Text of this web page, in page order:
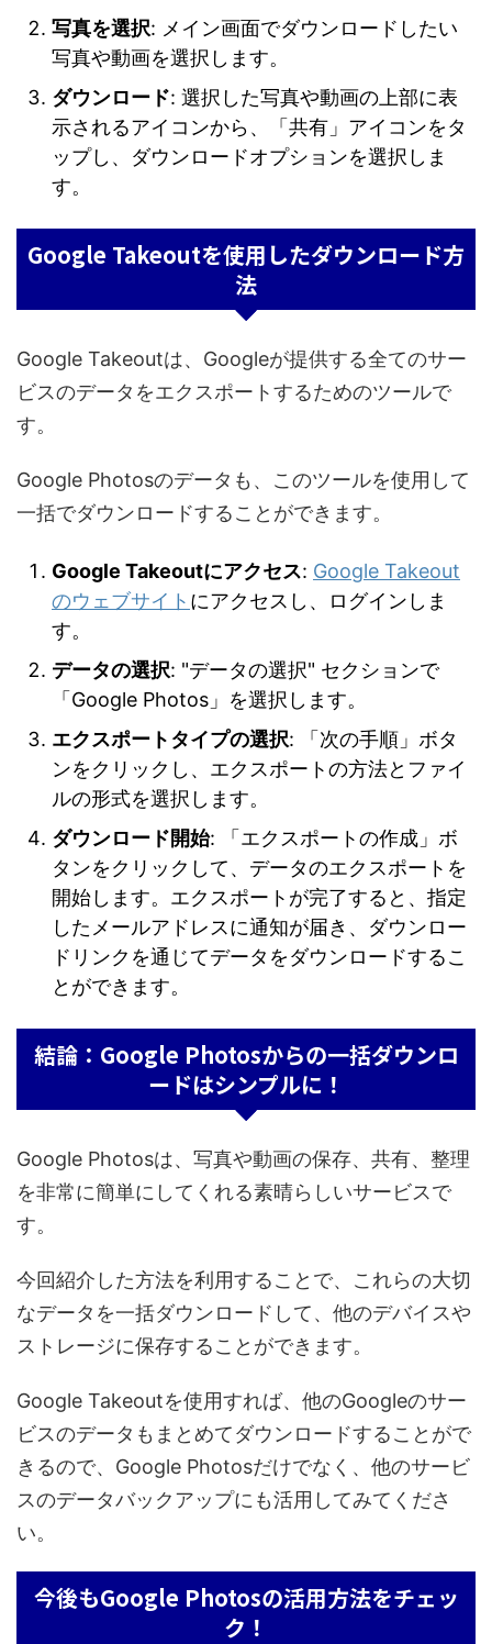
写真を選択: メイン画面でダウンロードしたい
写真や動画を選択します。
ダウンロード: 選択した写真や動画の上部に表
示されるアイコンから、「共有」アイコンをタ
ップし、ダウンロードオプションを選択しま
す。
Google Takeoutを使用したダウンロード方
法
Google Takeoutは、Googleが提供する全てのサー
ビスのデータをエクスポートするためのツールで
す。
Google Photosのデータも、このツールを使用して
一括でダウンロードすることができます。
Google Takeoutにアクセス: Google Takeout
のウェブサイト にアクセスし、ログインしま
す。
データの選択: "データの選択" セクションで
「Google Photos」を選択します。
エクスポートタイプの選択: 「次の手順」ボタ
ンをクリックし、エクスポートの方法とファイ
ルの形式を選択します。
ダウンロード開始: 「エクスポートの作成」ボ
タンをクリックして、データのエクスポートを
開始します。エクスポートが完了すると、指定
したメールアドレスに通知が届き、ダウンロー
ドリンクを通じてデータをダウンロードするこ
とができます。
結論：Google Photosからの一括ダウンロ
ードはシンプルに！
Google Photosは、写真や動画の保存、共有、整理
を非常に簡単にしてくれる素晴らしいサービスで
す。
今回紹介した方法を利用することで、これらの大切
なデータを一括ダウンロードして、他のデバイスや
ストレージに保存することができます。
Google Takeoutを使用すれば、他のGoogleのサー
ビスのデータもまとめてダウンロードすることがで
きるので、Google Photosだけでなく、他のサービ
スのデータバックアップにも活用してみてくださ
い。
今後もGoogle Photosの活用方法をチェッ
ク！